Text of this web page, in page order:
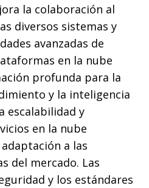
la colaboración al
diversos sistemas y
avanzadas de
en la nube
profunda para la
y la inteligencia
escalabilidad y
en la nube
a las
del mercado. Las
y los estándares